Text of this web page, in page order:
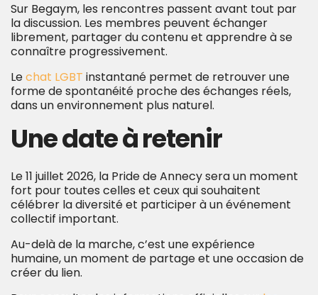
Sur Begaym, les rencontres passent avant tout par
la discussion. Les membres peuvent échanger
librement, partager du contenu et apprendre à se
connaître progressivement.
Lechat LGBT instantané permet de retrouver une
forme de spontanéité proche des échanges réels,
dans un environnement plus naturel.
Une date à retenir
Le 11 juillet 2026, la Pride de Annecy sera un moment
fort pour toutes celles et ceux qui souhaitent
célébrer la diversité et participer à un événement
collectif important.
Au-delà de la marche, c’est une expérience
humaine, un moment de partage et une occasion de
créer du lien.